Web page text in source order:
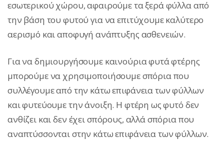
εσωτερικού χώρου, αφαιρούμε τα ξερά φύλλα από
την βάση του φυτού για να επιτύχουμε καλύτερο
αερισμό και αποφυγή ανάπτυξης ασθενειών.
Για να δημιουργήσουμε καινούρια φυτά φτέρης
μπορούμε να χρησιμοποιήσουμε σπόρια που
συλλέγουμε από την κάτω επιφάνεια των φύλλων
και φυτεύουμε την άνοιξη. Η φτέρη ως φυτό δεν
ανθίζει και δεν έχει σπόρους, αλλά σπόρια που
αναπτύσσονται στην κάτω επιφάνεια των φύλλων.